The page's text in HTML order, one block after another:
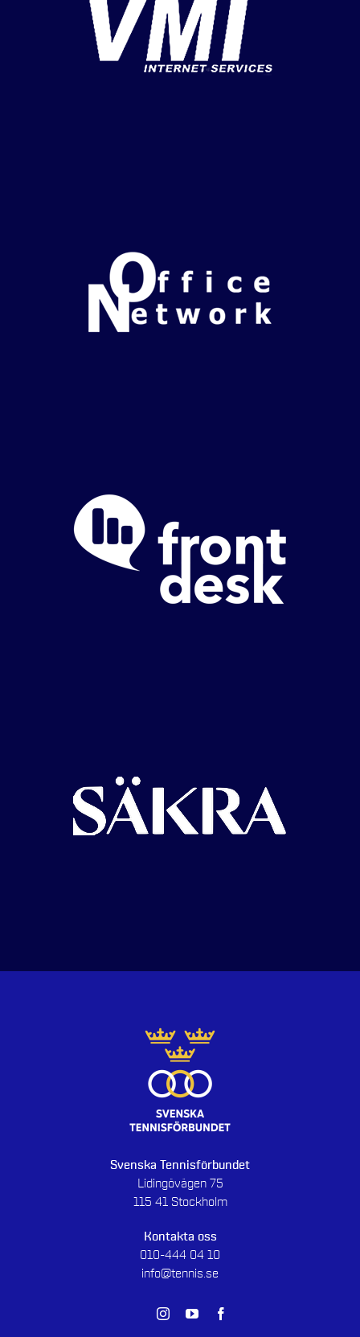
Svenska Tennisförbundet
Lidingövägen 75
115 41 Stockholm
Kontakta oss
010-444 04 10
info@tennis.se